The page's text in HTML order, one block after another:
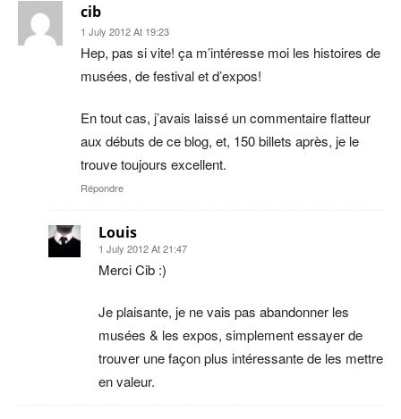
cib
1 July 2012 At 19:23
Hep, pas si vite! ça m’intéresse moi les histoires de
musées, de festival et d’expos!
En tout cas, j’avais laissé un commentaire flatteur
aux débuts de ce blog, et, 150 billets après, je le
trouve toujours excellent.
Répondre
Louis
1 July 2012 At 21:47
Merci Cib :)
Je plaisante, je ne vais pas abandonner les
musées & les expos, simplement essayer de
trouver une façon plus intéressante de les mettre
en valeur.